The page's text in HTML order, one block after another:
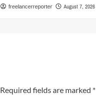
freelancerreporter August 7, 2026
Required fields are marked *